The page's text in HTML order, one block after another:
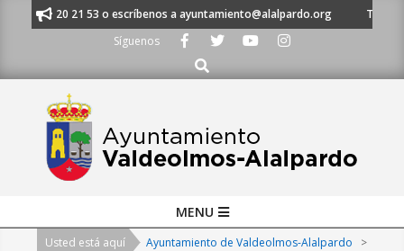
al 91 620 21 53 o escríbenos a ayuntamiento@alalpardo.org
TE
Síguenos
Buscar
Navigation
MENU
Usted está aquí Ayuntamiento de Valdeolmos-Alalpardo
>